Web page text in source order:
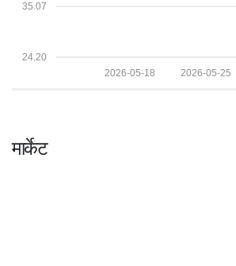
24.20
35.07
2026-05-25
2026-05-18
मार्केट